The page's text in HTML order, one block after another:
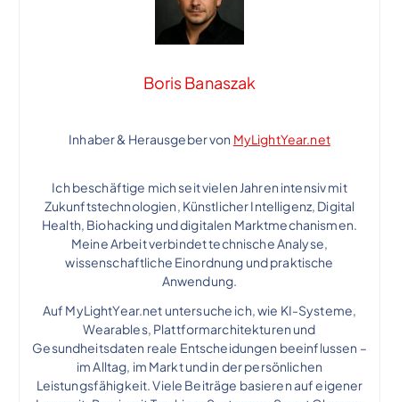
Boris Banaszak
Inhaber & Herausgeber von MyLightYear.net
Ich beschäftige mich seit vielen Jahren intensiv mit
Zukunftstechnologien, Künstlicher Intelligenz, Digital
Health, Biohacking und digitalen Marktmechanismen.
Meine Arbeit verbindet technische Analyse,
wissenschaftliche Einordnung und praktische
Anwendung.
Auf MyLightYear.net untersuche ich, wie KI-Systeme,
Wearables, Plattformarchitekturen und
Gesundheitsdaten reale Entscheidungen beeinflussen –
im Alltag, im Markt und in der persönlichen
Leistungsfähigkeit. Viele Beiträge basieren auf eigener